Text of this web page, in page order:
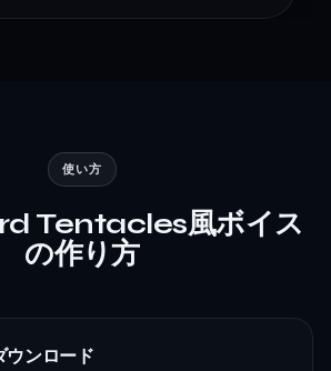
使い方
Tentacles風ボイス
の作り方
ンロード